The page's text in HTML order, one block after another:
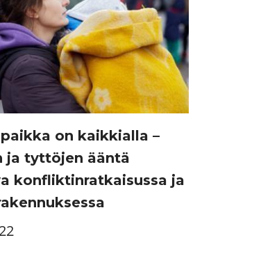
on kaikkialla –
ja tyttöjen ääntä
konfliktinratkaisussa ja